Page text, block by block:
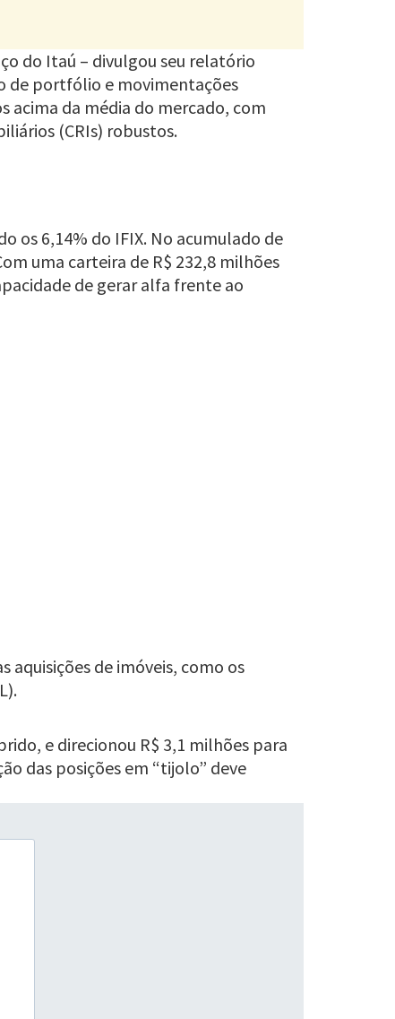
do Itaú – divulgou seu relatório
de portfólio e movimentações
acima da média do mercado, com
(CRIs) robustos.
os 6,14% do IFIX. No acumulado de
uma carteira de R$ 232,8 milhões
de gerar alfa frente ao
aquisições de imóveis, como os
e direcionou R$ 3,1 milhões para
das posições em “tijolo” deve